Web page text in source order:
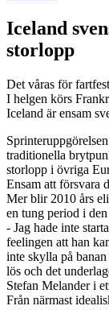
Iceland
storlopp
Det våras för
I helgen körs
Iceland är ensam
traditionella
storlopp i övriga
Ensam att försvara
Mer blir 2010 års
en tung period i
- Jag hade inte
feelingen att han
inte skylla på
lös och det
Stefan Melander i
Från närmast